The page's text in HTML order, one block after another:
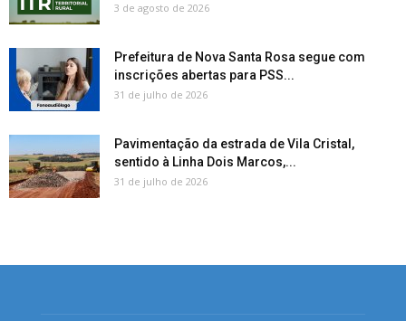
3 de agosto de 2026
Prefeitura de Nova Santa Rosa segue com
inscrições abertas para PSS...
31 de julho de 2026
Pavimentação da estrada de Vila Cristal,
sentido à Linha Dois Marcos,...
31 de julho de 2026